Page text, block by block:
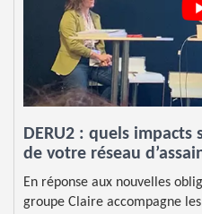
DERU2 : quels
de votre réseau
En réponse aux nouvelles
groupe Claire accompagne